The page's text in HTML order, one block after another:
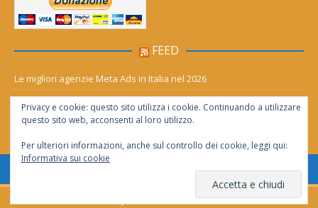
FEED
Le migliori agenzie Meta Ads in Italia nel 2026
Aia Syensqo, il rinnovo divide: stop al cC6O4 dal 2027, ma i comitati
chiedono “zero Pfas subito”
Consentita la riproduzione solo se citata la fonte
Privacy e cookie: questo sito utilizza i cookie. Continuando a utilizzare
questo sito web, acconsenti al loro utilizzo.
Per ulteriori informazioni, anche sul controllo dei cookie, leggi qui:
Informativa sui cookie